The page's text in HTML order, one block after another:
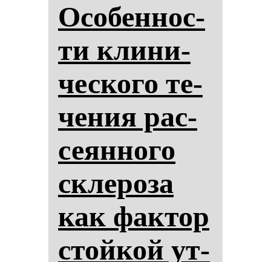
Осо­бен­нос­
ти кли­ни­
чес­ко­го те­
че­ния рас­
се­ян­но­го
скле­ро­за
как фак­тор
стой­кой ут­